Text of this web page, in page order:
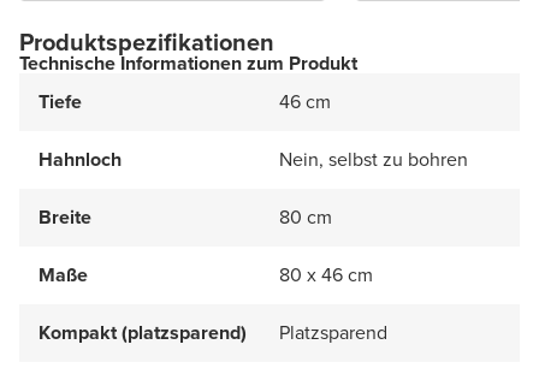
Produktspezifikationen
Technische Informationen zum Produkt
Tiefe
46 cm
Hahnloch Nein, selbst zu bohren
Breite 80 cm
Maße 80 x 46 cm
Kompakt (platzsparend) Platzsparend